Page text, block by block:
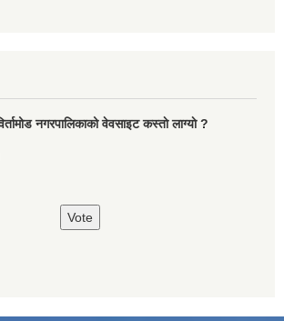
नगरपालिकाको वेवसाइट कस्ताे लाग्याे ?